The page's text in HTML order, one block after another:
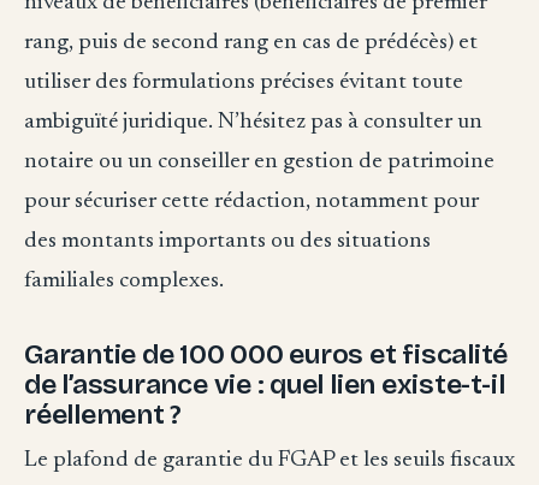
rang, puis de second rang en cas de prédécès) et
utiliser des formulations précises évitant toute
ambiguïté juridique. N’hésitez pas à consulter un
notaire ou un conseiller en gestion de patrimoine
pour sécuriser cette rédaction, notamment pour
des montants importants ou des situations
familiales complexes.
Garantie de 100 000 euros et fiscalité
de l’assurance vie : quel lien existe-t-il
réellement ?
Le plafond de garantie du FGAP et les seuils fiscaux